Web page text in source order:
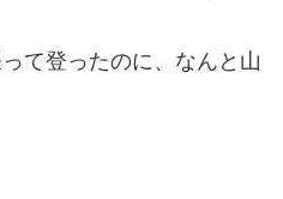
て登ったのに、なんと山